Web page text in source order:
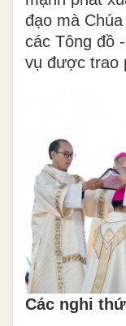
đạo mà
các Tông đồ
vụ được trao
Các nghi